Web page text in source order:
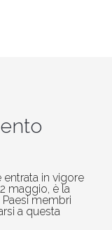
entrata in vigore
maggio, è la
membri
a questa